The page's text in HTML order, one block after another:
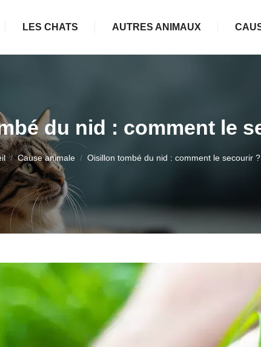
LES CHATS AUTRES ANIMAUX
du nid : comment le
Cause animale Oisillon tombé du nid : comment le secourir ?